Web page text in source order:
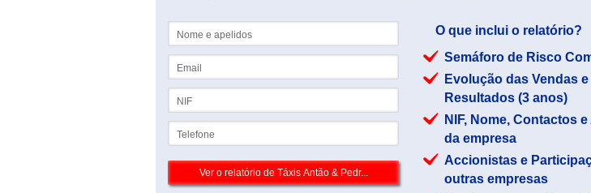
O que inclui o relatório?
Semáforo de Risco
Evolução das Vendas e
Resultados (3 anos)
NIF, Nome, Contactos
da empresa
Accionistas e
outras empresas